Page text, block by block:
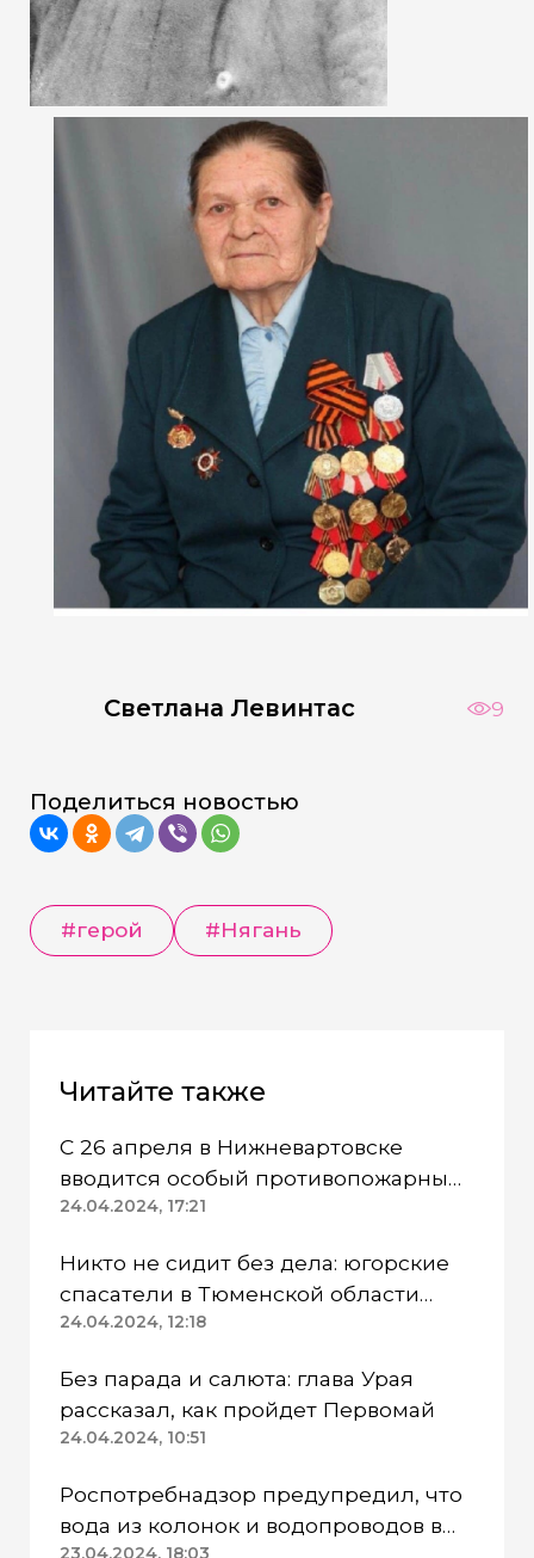
Светлана Левинтас 9
Поделиться новостью
#герой #Нягань
Читайте также
С 26 апреля в Нижневартовске
вводится особый противопожарный
режим
24.04.2024, 17:21
Никто не сидит без дела: югорские
спасатели в Тюменской области
работают в две смены
24.04.2024, 12:18
Без парада и салюта: глава Урая
рассказал, как пройдет Первомай
24.04.2024, 10:51
Роспотребнадзор предупредил, что
вода из колонок и водопроводов в
23.04.2024, 18:03